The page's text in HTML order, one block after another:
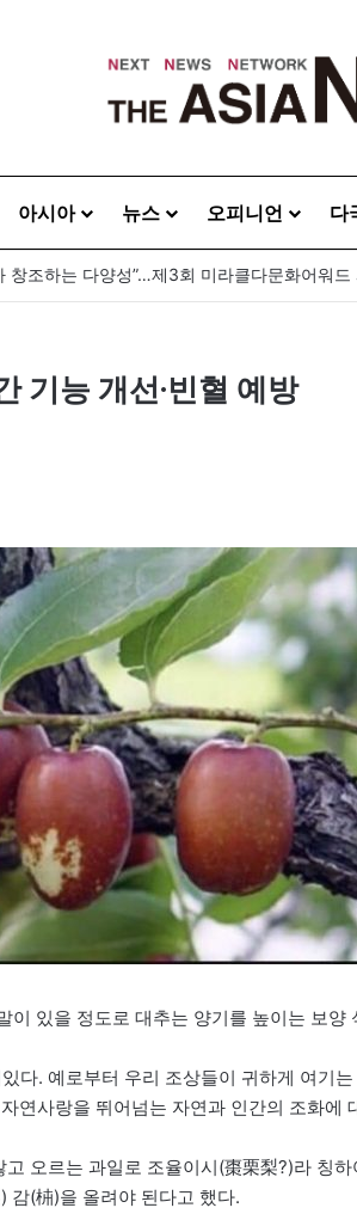
아시아 뉴스 오피니언 다
칼럼] 대한민국 정치여, 후비기 그만하라
기능 개선·빈혈 예방
이 있을 정도로 대추는 양기를 높이는 보양
다. 예로부터 우리 조상들이 귀하게 여기
연사랑을 뛰어넘는 자연과 인간의 조화에
오르는 과일로 조율이시(棗栗梨?)라 칭
감(枾)을 올려야 된다고 했다.